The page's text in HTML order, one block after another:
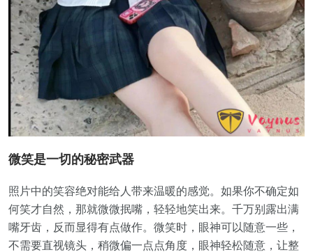
微笑是一切的秘密武器
照片中的笑容绝对能给人带来温暖的感觉。如果你不确定如
何笑才自然，那就微微抿嘴，轻轻地笑出来。千万别露出满
嘴牙齿，反而显得有点做作。微笑时，眼神可以随意一些，
不需要直视镜头，稍微偏一点点角度，眼神轻松随意，让整